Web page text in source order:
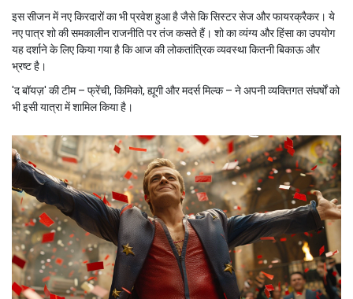
इस सीजन में नए किरदारों का भी प्रवेश हुआ है जैसे कि सिस्टर सेज और फायरक्रैकर। ये
नए पात्र शो की समकालीन राजनीति पर तंज कसते हैं। शो का व्यंग्य और हिंसा का उपयोग
यह दर्शाने के लिए किया गया है कि आज की लोकतांत्रिक व्यवस्था कितनी बिकाऊ और
भ्रष्ट है।
'द बॉयज़' की टीम – फ्रेंची, किमिको, ह्यूगी और मदर्स मिल्क – ने अपनी व्यक्तिगत संघर्षों को
भी इसी यात्रा में शामिल किया है।